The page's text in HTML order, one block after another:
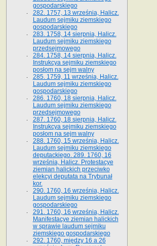
gospodarskiego
282. 1757, 13 września, Halicz.
Laudum sejmiku ziemskiego
gospodarskiego
283. 1758, 14 sierpnia, Halicz.
Laudum sejmiku ziemskiego
przedsejmowego
284. 1758, 14 sierpnia, Halicz.
Instrukcya sejmiku ziemskiego
posłom na sejm walny
285. 1759, 11 września, Halicz.
Laudum sejmiku ziemskiego
gospodarskiego
286. 1760, 18 sierpnia, Halicz.
Laudum sejmiku ziemskiego
przedsejmowego
287. 1760, 18 sierpnia, Halicz.
Instrukcya sejmiku ziemskiego
posłom na sejm walny
288. 1760, 15 września, Halicz.
Laudum sejmiku ziemskiego
deputackiego. 289. 1760, 16
września, Halicz. Protestacye
ziemian halickich przeciwko
elekcyi deputata na Trybunał
kor.
290. 1760, 16 września, Halicz.
Laudum sejmiku ziemskiego
gospodarskiego
291. 1760, 16 września, Halicz.
Manifestacye ziemian halickich
w sprawie laudum sejmiku
ziemskiego gospodarskiego
292. 1760, między 16 a 26